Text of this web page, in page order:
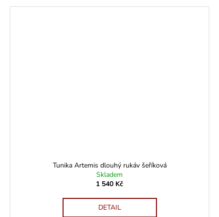
Tunika Artemis dlouhý rukáv šeříková
Skladem
1 540 Kč
DETAIL